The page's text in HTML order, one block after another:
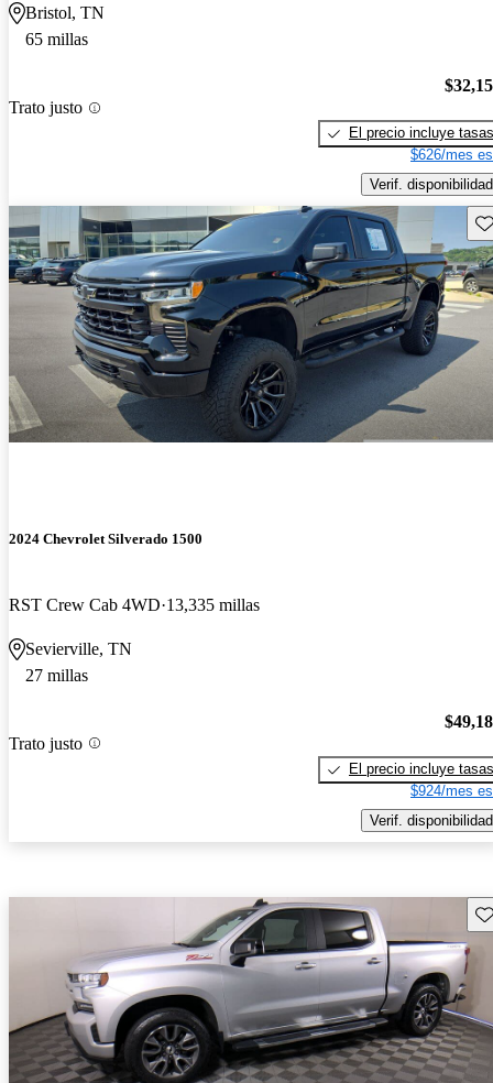
Bristol, TN
65 millas
Trato justo
El precio incluye tasas
$626/mes
Verif. disponibilidad
2024 Chevrolet Silverado 1500
RST Crew Cab 4WD 13,335 millas
Sevierville, TN
27 millas
Trato justo
El precio incluye tasas
$924/mes
Verif. disponibilidad